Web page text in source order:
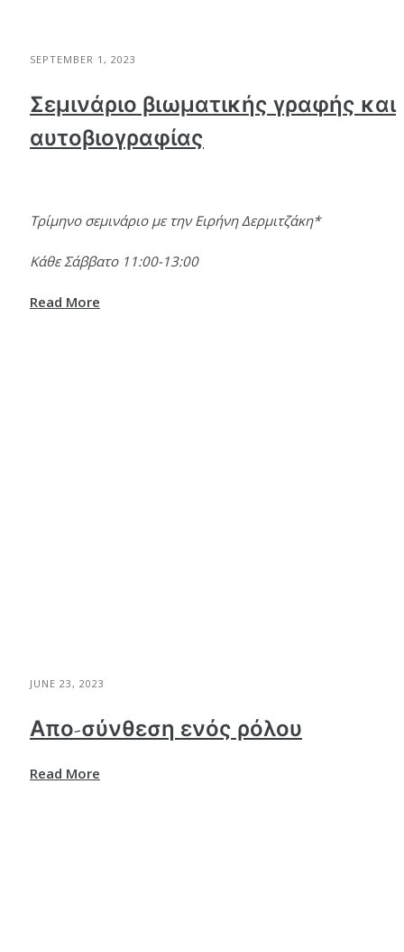
SEPTEMBER 1, 2023
Σεμινάριο βιωματικής γραφής και
αυτοβιογραφίας
Τρίμηνο σεμινάριο με την Ειρήνη Δερμιτζάκη*
Κάθε Σάββατο 11:00-13:00
Read More
JUNE 23, 2023
Απο-σύνθεση ενός ρόλου
Read More